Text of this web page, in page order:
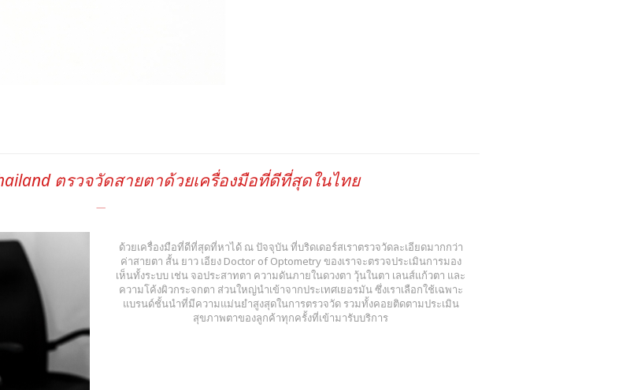
ตรวจวัดสายตาด้วยเครื่องมือที่ดีที่สุดในไทย
ด้วยเครื่องมือที่ดีที่สุดที่หาได้ ณ ปัจจุบัน ที่บริดเดอร์สเราตรวจวัดละเอียดมากกว่า
ค่าสายตา สั้น ยาว เอียง Doctor of Optometry ของเราจะตรวจประเมินการมอง
เห็นทั้งระบบ เช่น จอประสาทตา ความดันภายในดวงตา วุ้นในตา เลนส์แก้วตา และ
ความโค้งผิวกระจกตา ส่วนใหญ่นำเข้าจากประเทศเยอรมัน ซึ่งเราเลือกใช้เฉพาะ
แบรนด์ชั้นนำที่มีความแม่นยำสูงสุดในการตรวจวัด รวมทั้งคอยติดตามประเมิน
สุขภาพตาของลูกค้าทุกครั้งที่เข้ามารับบริการ